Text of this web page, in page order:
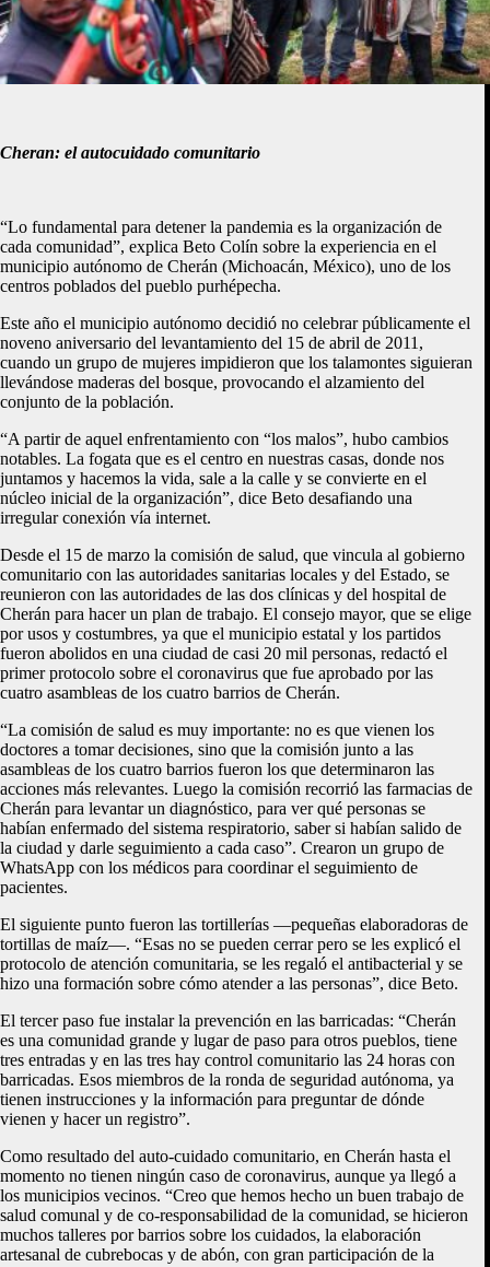
Cheran: el autocuidado comunitario
“Lo fundamental para detener la pandemia es la organización de
cada comunidad”, explica Beto Colín sobre la experiencia en el
municipio autónomo de Cherán (Michoacán, México), uno de los
centros poblados del pueblo purhépecha.
Este año el municipio autónomo decidió no celebrar públicamente el
noveno aniversario del levantamiento del 15 de abril de 2011,
cuando un grupo de mujeres impidieron que los talamontes siguieran
llevándose maderas del bosque, provocando el alzamiento del
conjunto de la población.
“A partir de aquel enfrentamiento con “los malos”, hubo cambios
notables. La fogata que es el centro en nuestras casas, donde nos
juntamos y hacemos la vida, sale a la calle y se convierte en el
núcleo inicial de la organización”, dice Beto desafiando una
irregular conexión vía internet.
Desde el 15 de marzo la comisión de salud, que vincula al gobierno
comunitario con las autoridades sanitarias locales y del Estado, se
reunieron con las autoridades de las dos clínicas y del hospital de
Cherán para hacer un plan de trabajo. El consejo mayor, que se elige
por usos y costumbres, ya que el municipio estatal y los partidos
fueron abolidos en una ciudad de casi 20 mil personas, redactó el
primer protocolo sobre el coronavirus que fue aprobado por las
cuatro asambleas de los cuatro barrios de Cherán.
“La comisión de salud es muy importante: no es que vienen los
doctores a tomar decisiones, sino que la comisión junto a las
asambleas de los cuatro barrios fueron los que determinaron las
acciones más relevantes. Luego la comisión recorrió las farmacias de
Cherán para levantar un diagnóstico, para ver qué personas se
habían enfermado del sistema respiratorio, saber si habían salido de
la ciudad y darle seguimiento a cada caso”. Crearon un grupo de
WhatsApp con los médicos para coordinar el seguimiento de
pacientes.
El siguiente punto fueron las tortillerías —pequeñas elaboradoras de
tortillas de maíz—. “Esas no se pueden cerrar pero se les explicó el
protocolo de atención comunitaria, se les regaló el antibacterial y se
hizo una formación sobre cómo atender a las personas”, dice Beto.
El tercer paso fue instalar la prevención en las barricadas: “Cherán
es una comunidad grande y lugar de paso para otros pueblos, tiene
tres entradas y en las tres hay control comunitario las 24 horas con
barricadas. Esos miembros de la ronda de seguridad autónoma, ya
tienen instrucciones y la información para preguntar de dónde
vienen y hacer un registro”.
Como resultado del auto-cuidado comunitario, en Cherán hasta el
momento no tienen ningún caso de coronavirus, aunque ya llegó a
los municipios vecinos. “Creo que hemos hecho un buen trabajo de
salud comunal y de co-responsabilidad de la comunidad, se hicieron
muchos talleres por barrios sobre los cuidados, la elaboración
artesanal de cubrebocas y de abón, con gran participación de la